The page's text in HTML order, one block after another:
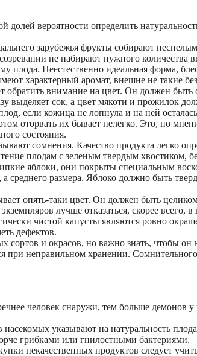
вероятности определить
зарубежья фрукты собирают
не набирают нужного количества
плода. Неестественно идеальная форма,
характерный аромат, внешне не такие
обратить внимание на цвет. Он должен
выделяет сок, а цвет мякоти и прожилок
если кожица не лопнула и на ней
оторвать их бывает нелегко. Это, по
состояния.
сомнения. Качество продукта легко
плодам с зеленым твердым хвостиком,
яблоки, они покрыты специальным
среднего размера. Яблоко должно быть
опять-таки цвет. Он должен быть
лучше отказаться, скорее всего,
чистой капусты являются ровно
дефектов.
сортов и окрасов, но важно знать, чтобы
при неправильном хранении.
человек снаружи, тем больше
насекомых указывают на натуральность
грибками или гнилостными бактериями.
некачественных продуктов следует